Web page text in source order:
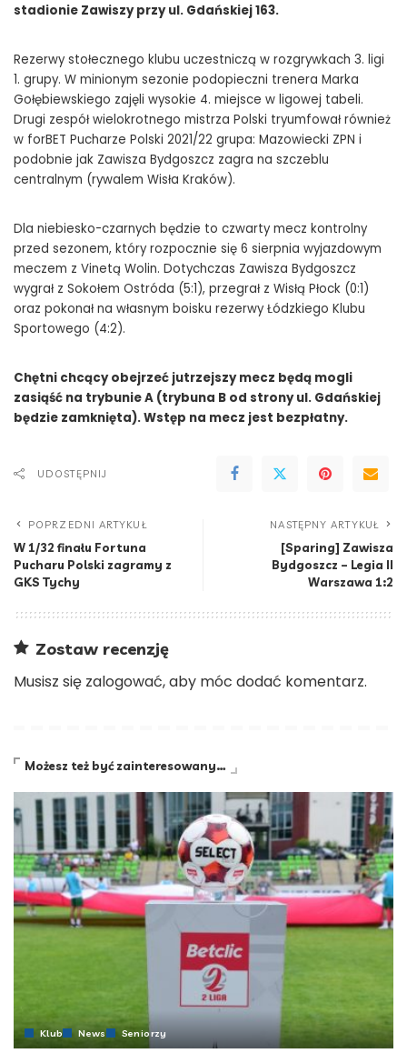
stadionie Zawiszy przy ul. Gdańskiej 163.
Rezerwy stołecznego klubu uczestniczą w rozgrywkach 3. ligi
1. grupy. W minionym sezonie podopieczni trenera Marka
Gołębiewskiego zajęli wysokie 4. miejsce w ligowej tabeli.
Drugi zespół wielokrotnego mistrza Polski tryumfował również
w forBET Pucharze Polski 2021/22 grupa: Mazowiecki ZPN i
podobnie jak Zawisza Bydgoszcz zagra na szczeblu
centralnym (rywalem Wisła Kraków).
Dla niebiesko-czarnych będzie to czwarty mecz kontrolny
przed sezonem, który rozpocznie się 6 sierpnia wyjazdowym
meczem z Vinetą Wolin. Dotychczas Zawisza Bydgoszcz
wygrał z Sokołem Ostróda (5:1), przegrał z Wisłą Płock (0:1)
oraz pokonał na własnym boisku rezerwy Łódzkiego Klubu
Sportowego (4:2).
Chętni chcący obejrzeć jutrzejszy mecz będą mogli
zasiąść na trybunie A (trybuna B od strony ul. Gdańskiej
będzie zamknięta). Wstęp na mecz jest bezpłatny.
UDOSTĘPNIJ
POPRZEDNI ARTYKUŁ
W 1/32 finału Fortuna
Pucharu Polski zagramy z
GKS Tychy
NASTĘPNY ARTYKUŁ
[Sparing] Zawisza
Bydgoszcz – Legia II
Warszawa 1:2
Zostaw recenzję
Musisz się zalogować, aby móc dodać komentarz.
Możesz też być zainteresowany…
Klub News Seniorzy